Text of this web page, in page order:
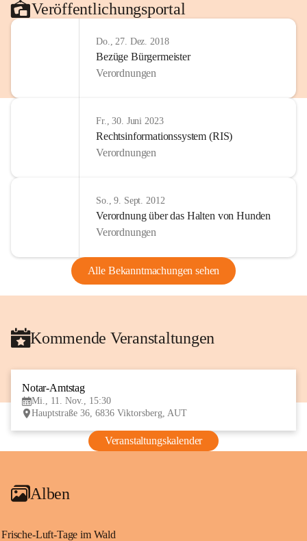
Veröffentlichungsportal
Do., 27. Dez. 2018
Bezüge Bürgermeister
Verordnungen
Fr., 30. Juni 2023
Rechtsinformationssystem (RIS)
Verordnungen
So., 9. Sept. 2012
Verordnung über das Halten von Hunden
Verordnungen
Alle Bekanntmachungen sehen
Kommende Veranstaltungen
Notar-Amtstag
Mi., 11. Nov., 15:30
Hauptstraße 36, 6836 Viktorsberg, AUT
Veranstaltungskalender
Alben
Frische-Luft-Tage im Wald